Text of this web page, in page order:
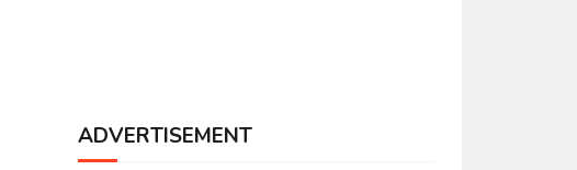
ADVERTISEMENT